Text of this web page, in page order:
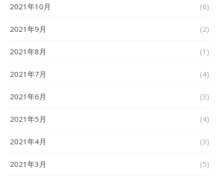
2021年10月 (6)
2021年9月 (2)
2021年8月 (1)
2021年7月 (4)
2021年6月 (3)
2021年5月 (4)
2021年4月 (3)
2021年3月 (5)